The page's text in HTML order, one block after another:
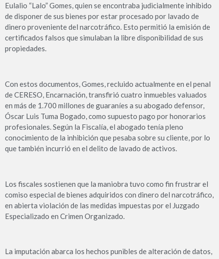
Eulalio “Lalo” Gomes, quien se encontraba judicialmente inhibido
de disponer de sus bienes por estar procesado por lavado de
dinero proveniente del narcotráfico. Esto permitió la emisión de
certificados falsos que simulaban la libre disponibilidad de sus
propiedades.
Con estos documentos, Gomes, recluido actualmente en el penal
de CERESO, Encarnación, transfirió cuatro inmuebles valuados
en más de 1.700 millones de guaraníes a su abogado defensor,
Óscar Luis Tuma Bogado, como supuesto pago por honorarios
profesionales. Según la Fiscalía, el abogado tenía pleno
conocimiento de la inhibición que pesaba sobre su cliente, por lo
que también incurrió en el delito de lavado de activos.
Los fiscales sostienen que la maniobra tuvo como fin frustrar el
comiso especial de bienes adquiridos con dinero del narcotráfico,
en abierta violación de las medidas impuestas por el Juzgado
Especializado en Crimen Organizado.
La imputación abarca los hechos punibles de alteración de datos,